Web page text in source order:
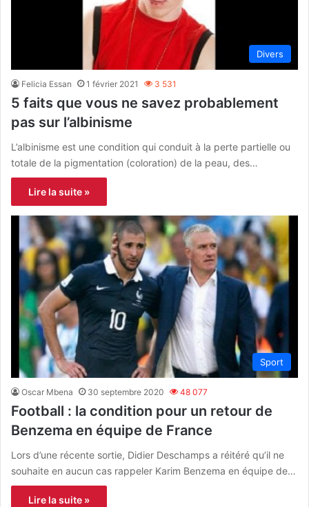
Divers
Felicia Essan 1 février 2021 3 531
5 faits que vous ne savez probablement
pas sur l’albinisme
L’albinisme est une condition qui conduit à la perte partielle ou
totale de la pigmentation (coloration) de la peau, des…
Lire la suite »
Sport
Oscar Mbena 30 septembre 2020 48 077
Football : la condition pour un retour de
Benzema en équipe de France
Lors d’une récente sortie, Didier Deschamps a réitéré qu’il ne
souhaite en aucun cas rappeler Karim Benzema en équipe de…
Lire la suite »